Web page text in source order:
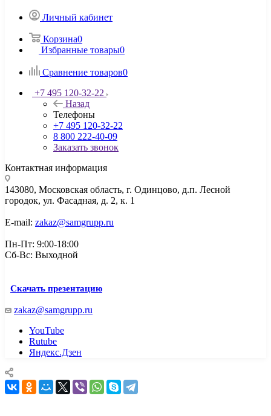
Личный кабинет
Корзина0
Избранные товары0
Сравнение товаров0
+7 495 120-32-22
Назад
Телефоны
+7 495 120-32-22
8 800 222-40-09
Заказать звонок
Контактная информация
143080, Mосковская область, г. Одинцово, д.п. Лесной
городок, ул. Фасадная, д. 2, к. 1
E-mail: zakaz@samgrupp.ru
Пн-Пт: 9:00-18:00
Сб-Вс: Выходной
Скачать презентацию
zakaz@samgrupp.ru
YouTube
Rutube
Яндекс.Дзен